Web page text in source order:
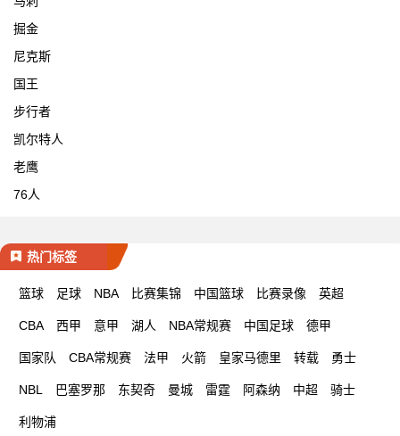
掘金
尼克斯
国王
步行者
凯尔特人
老鹰
76人
热门标签
篮球 足球 NBA 比赛集锦 中国篮球 比赛录像 英超
CBA 西甲 意甲 湖人 NBA常规赛 中国足球 德甲
国家队 CBA常规赛 法甲 火箭 皇家马德里 转载 勇士
NBL 巴塞罗那 东契奇 曼城 雷霆 阿森纳 中超 骑士
利物浦